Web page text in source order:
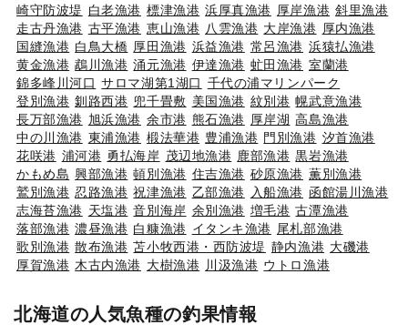
崎守防波堤 白老漁港 標津漁港 浜厚真漁港 厚岸漁港 斜里漁港
走古丹漁港 古平漁港 恵山漁港 八雲漁港 大岸漁港 厚内漁港
国縫漁港 白鳥大橋 厚田漁港 浜益漁港 常呂漁港 浜猿払漁港
黄金漁港 鵡川漁港 涌元漁港 伊達漁港 虻田漁港 室蘭港
錦多峰川河口 サロマ湖第1湖口 千代の浦マリンパーク
登別漁港 釧路西港 兜千畳敷 美国漁港 紋別港 幌武意漁港
長万部漁港 旭浜漁港 余市港 熊石漁港 厚岸湖 高島漁港
中の川漁港 東浦漁港 椴法華港 豊浦漁港 門別漁港 汐首漁港
花咲港 浦河港 勇払海岸 茂辺地漁港 鹿部漁港 黒岩漁港
かもめ島 興部漁港 頓別漁港 住吉漁港 砂原漁港 薫別漁港
鷲別漁港 忍路漁港 祝津漁港 乙部漁港 入船漁港 函館湯川漁港
志海苔漁港 天塩港 音別海岸 余別漁港 増毛港 古潭漁港
落部漁港 濃昼漁港 白糠漁港 イタンキ漁港 尾札部漁港
歌別漁港 散布漁港 苫小牧西港・西防波堤 静内漁港 大磯港
厚賀漁港 木古内漁港 大樹漁港 川汲漁港 ウトロ漁港
北海道の人気魚種の釣果情報